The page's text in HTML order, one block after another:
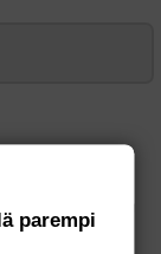
parempi